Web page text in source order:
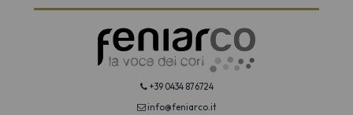
+39 0434 876724
info@feniarco.it